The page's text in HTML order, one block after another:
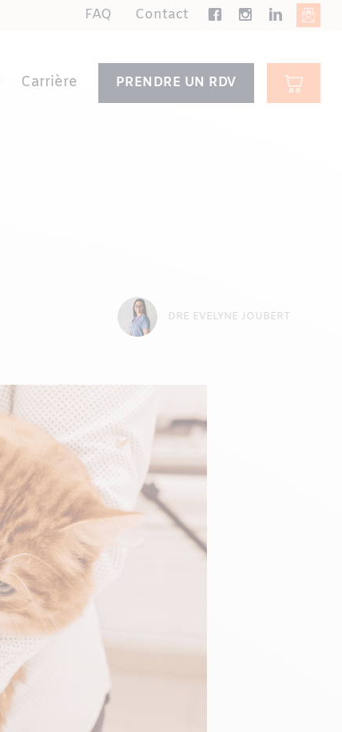
FAQ Contact
Carrière PRENDRE UN RDV
DRE EVELYNE JOUBERT